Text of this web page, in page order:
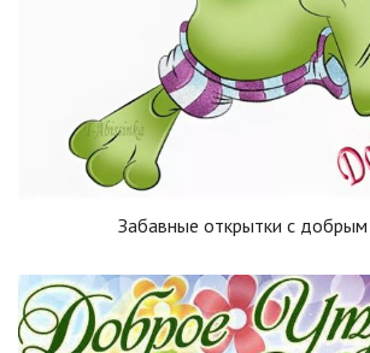
Забавные открытки с